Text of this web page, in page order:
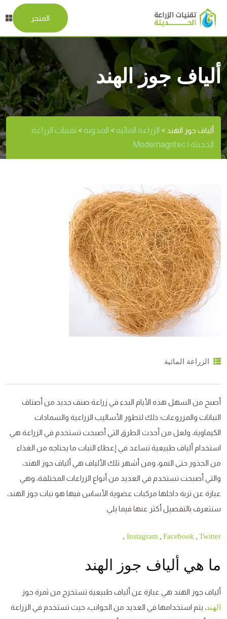
المتجر
ألياف جوز الهند
ألياف جوز الهند > الزراعة المائية> المدونة> تقنيات الزراعة
الحديثة | Modernagritec
الزراعة المائية
أصبح من السهل هذه الأيام البدء في زراعة صنف جديد من أصناف
النباتات والمزروعات؛ ذلك لتطور الأساليب الزراعية والسمادات
الكيماوية، ولعل من أحدث الطرق التي أصبحت تستخدم في الزراعة هي
استخدام ألياف طبيعية تساعد في إعطاء النبات ما يحتاجه من الغذاء
من الجذور حتى النمو، ومن أشهر تلك الألياف هي ألياف جوز الهند،
والتي أصبحت تستخدم في العديد من أنواع الزراعات المختلفة، وهي
عبارة عن تربة داخلها مركبات عضوية الأساس فيها هو نبات جوز الهند،
سنتعرف بالتفصيل أكثر عنها فيما يلي.
Instagram Facebook Twitter
ما هي ألياف جوز الهند
ألياف جوز الهند هي عبارة عن ألياف طبيعية تستخرج من ثمرة جوز
الهند، يتم استخدامها في العديد من الجوانب، حيث تستخدم في الزراعة